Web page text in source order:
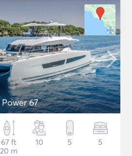
67
67 ft
20 m
10 5 5